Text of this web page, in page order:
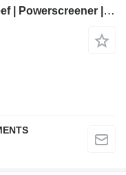
Hydraram HPS-350EL | Sterrenzeef | Powerscreener | 4 ~ 6 T